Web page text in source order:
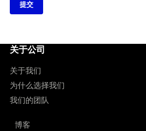
提交
关于公司
关于我们
为什么选择我们
我们的团队
博客